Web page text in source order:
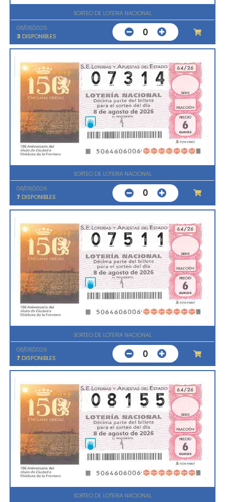
SORTEO DE LOTERIA NACIONAL
08/08/2026
3 DISPONIBLES 0
SORTEO DE LOTERIA NACIONAL
08/08/2026
7 DISPONIBLES 0
SORTEO DE LOTERIA NACIONAL
08/08/2026
7 DISPONIBLES 0
SORTEO DE LOTERIA NACIONAL